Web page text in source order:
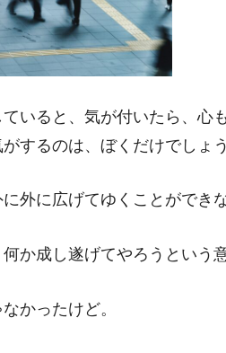
いると、気が付いたら、心
するのは、ぼくだけでしょ
外に広げてゆくことができ
か成し遂げてやろうという
かったけど。